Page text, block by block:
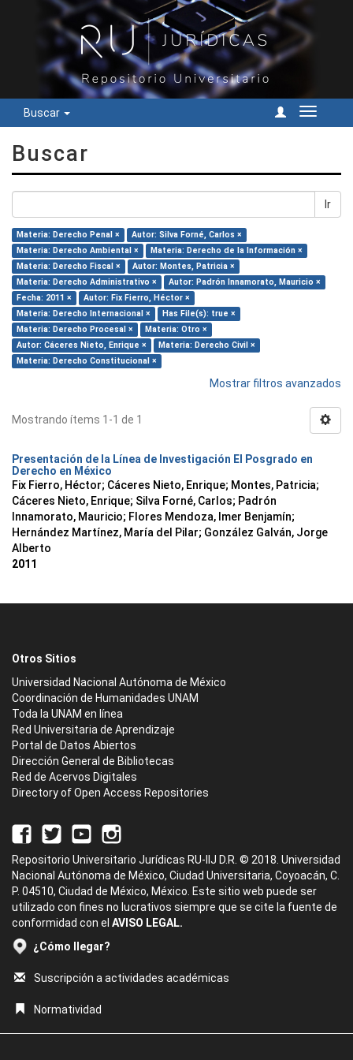
Buscar
Cambiar
Buscar
Ir
Materia: Derecho Penal ×
Autor: Silva Forné, Carlos ×
Materia: Derecho Ambiental ×
Materia: Derecho de la Información ×
Materia: Derecho Fiscal ×
Autor: Montes, Patricia ×
Materia: Derecho Administrativo ×
Autor: Padrón Innamorato, Mauricio ×
Fecha: 2011 ×
Autor: Fix Fierro, Héctor ×
Materia: Derecho Internacional ×
Has File(s): true ×
Materia: Derecho Procesal ×
Materia: Otro ×
Autor: Cáceres Nieto, Enrique ×
Materia: Derecho Civil ×
Materia: Derecho Constitucional ×
Mostrar filtros avanzados
Mostrando ítems 1-1 de 1
Presentación de la Línea de Investigación El Posgrado en
Derecho en México
Fix Fierro, Héctor; Cáceres Nieto, Enrique; Montes, Patricia;
Cáceres Nieto, Enrique; Silva Forné, Carlos; Padrón
Innamorato, Mauricio; Flores Mendoza, Imer Benjamín;
Hernández Martínez, María del Pilar; González Galván, Jorge
Alberto
2011
Otros Sitios
Universidad Nacional Autónoma de México
Coordinación de Humanidades UNAM
Toda la UNAM en línea
Red Universitaria de Aprendizaje
Portal de Datos Abiertos
Dirección General de Bibliotecas
Red de Acervos Digitales
Directory of Open Access Repositories
Repositorio Universitario Jurídicas RU-IIJ D.R. © 2018. Universidad
Nacional Autónoma de México, Ciudad Universitaria, Coyoacán, C.
P. 04510, Ciudad de México, México. Este sitio web puede ser
utilizado con fines no lucrativos siempre que se cite la fuente de
conformidad con el AVISO LEGAL.
¿Cómo llegar?
Suscripción a actividades académicas
Normatividad